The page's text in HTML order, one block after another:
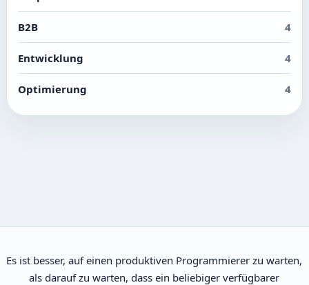
B2B 4
Entwicklung 4
Optimierung 4
Es ist besser, auf einen produktiven Programmierer zu warten,
als darauf zu warten, dass ein beliebiger verfügbarer